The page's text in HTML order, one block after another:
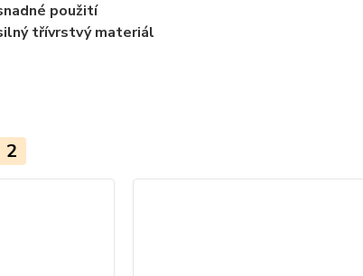
použití
třívrstvý materiál
2